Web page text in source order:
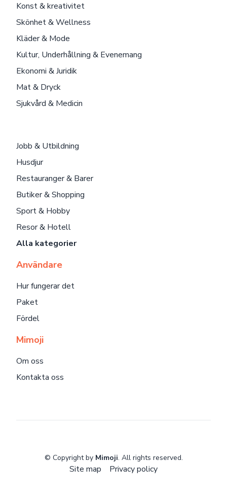
Konst & kreativitet
Skönhet & Wellness
Kläder & Mode
Kultur, Underhållning & Evenemang
Ekonomi & Juridik
Mat & Dryck
Sjukvård & Medicin
Jobb & Utbildning
Husdjur
Restauranger & Barer
Butiker & Shopping
Sport & Hobby
Resor & Hotell
Alla kategorier
Användare
Hur fungerar det
Paket
Fördel
Mimoji
Om oss
Kontakta oss
© Copyright by Mimoji. All rights reserved.
Site map Privacy policy